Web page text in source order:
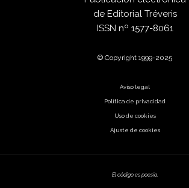
Publicación electrónica
deEditorial Tréveris
Aviso legal
Política de privacidad
Uso de cookies